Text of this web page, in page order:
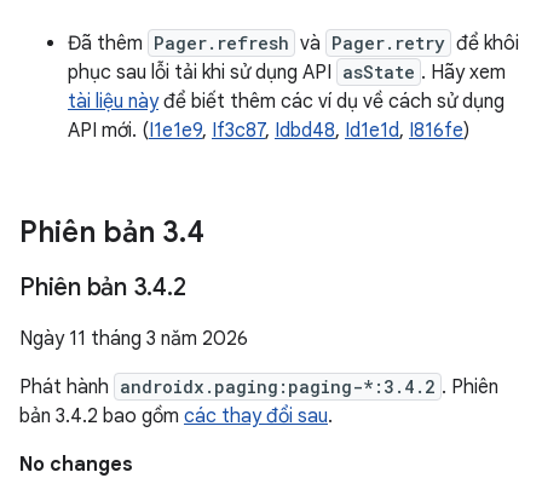
Đã thêm Pager.refresh và Pager.retry để khôi
phục sau lỗi tải khi sử dụng API asState . Hãy xem
tài liệu nàyđể biết thêm các ví dụ về cách sử dụng
API mới. (I1e1e9, If3c87, Idbd48, Id1e1d, I816fe)
Phiên bản 3.4
Phiên bản 3.4.2
Ngày 11 tháng 3 năm 2026
Phát hành androidx.paging:paging-*:3.4.2 . Phiên
bản 3.4.2 bao gồm các thay đổi sau.
No changes